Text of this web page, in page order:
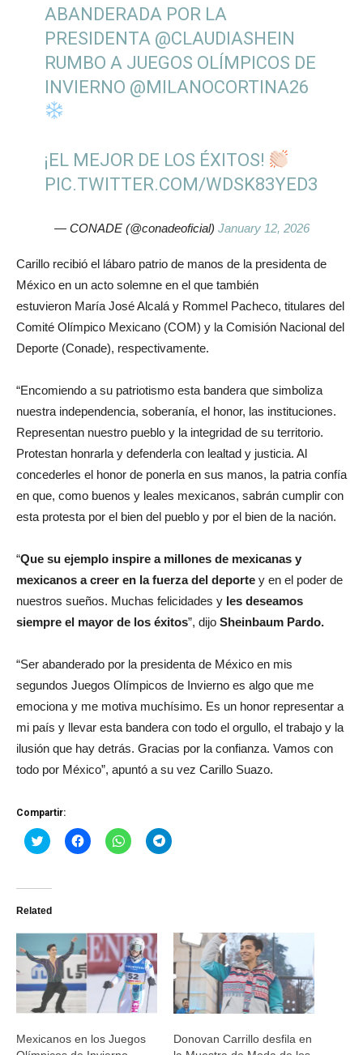
ABANDERADA POR LA
PRESIDENTA @CLAUDIASHEIN
RUMBO A JUEGOS OLÍMPICOS DE
INVIERNO @MILANOCORTINA26
¡EL MEJOR DE LOS ÉXITOS!
PIC.TWITTER.COM/WDSK83YED3
— CONADE (@conadeoficial) January 12, 2026
Carillo recibió el lábaro patrio de manos de la presidenta de
México en un acto solemne en el que también
estuvieron María José Alcalá y Rommel Pacheco, titulares del
Comité Olímpico Mexicano (COM) y la Comisión Nacional del
Deporte (Conade), respectivamente.
“Encomiendo a su patriotismo esta bandera que simboliza
nuestra independencia, soberanía, el honor, las instituciones.
Representan nuestro pueblo y la integridad de su territorio.
Protestan honrarla y defenderla con lealtad y justicia. Al
concederles el honor de ponerla en sus manos, la patria confía
en que, como buenos y leales mexicanos, sabrán cumplir con
esta protesta por el bien del pueblo y por el bien de la nación.
“Que su ejemplo inspire a millones de mexicanas y
mexicanos a creer en la fuerza del deporte y en el poder de
nuestros sueños. Muchas felicidades y les deseamos
siempre el mayor de los éxitos”, dijo Sheinbaum Pardo.
“Ser abanderado por la presidenta de México en mis
segundos Juegos Olímpicos de Invierno es algo que me
emociona y me motiva muchísimo. Es un honor representar a
mi país y llevar esta bandera con todo el orgullo, el trabajo y la
ilusión que hay detrás. Gracias por la confianza. Vamos con
todo por México”, apuntó a su vez Carillo Suazo.
Compartir:
Haz
clic
Twitter
abre
una
ventana
nueva)
Haz
clic
una
ventana
nueva)
Haz
clic
una
ventana
nueva)
Haz
clic
una
ventana
nueva)
Related
Mexicanos en los Juegos
Donovan Carrillo desfila en